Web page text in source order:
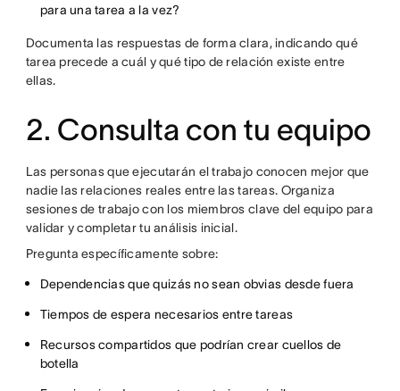
para una tarea a la vez?
Documenta las respuestas de forma clara, indicando qué
tarea precede a cuál y qué tipo de relación existe entre
ellas.
2. Consulta con tu equipo
Las personas que ejecutarán el trabajo conocen mejor que
nadie las relaciones reales entre las tareas. Organiza
sesiones de trabajo con los miembros clave del equipo para
validar y completar tu análisis inicial.
Pregunta específicamente sobre:
Dependencias que quizás no sean obvias desde fuera
Tiempos de espera necesarios entre tareas
Recursos compartidos que podrían crear cuellos de
botella